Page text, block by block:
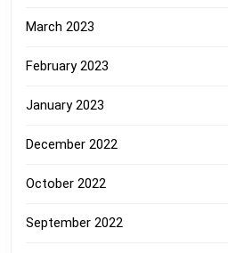
March 2023
February 2023
January 2023
December 2022
October 2022
September 2022